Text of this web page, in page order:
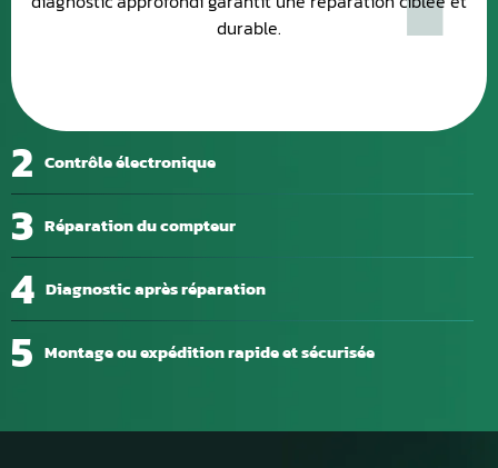
2 Contrôle électronique
3 Réparation du compteur
4 Diagnostic après réparation
5 Montage ou expédition rapide et sécurisée
durable.